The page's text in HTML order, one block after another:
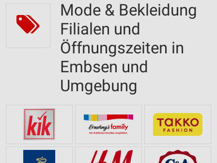
Mode & Bekleidung
Filialen und
Öffnungszeiten in
Embsen und
Umgebung